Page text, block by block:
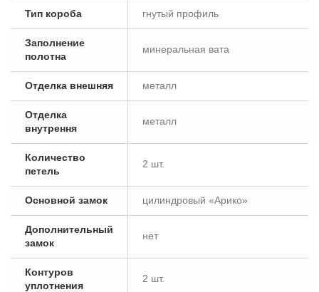
Тип короба гнутый профиль
Заполнение
полотна
минеральная вата
Отделка внешняя металл
Отделка
внутрення
металл
Количество
петель
2 шт.
Основной замок цилиндровый «Арико»
Дополнительный
замок
нет
Контуров
уплотнения
2 шт.